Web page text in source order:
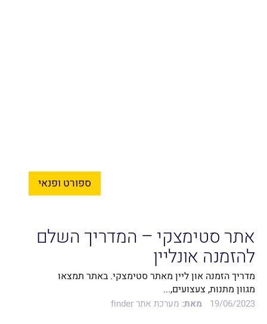
ספורט ופנאי
אתר סטימצקי – המדריך השלם
להזמנה אונליין
מדריך הזמנה און ליין מאתר סטימצקי. באתר תמצאו
מגוון מתנות, צעצועים,...
19/06/2023 מאת: מערכת אתר finder